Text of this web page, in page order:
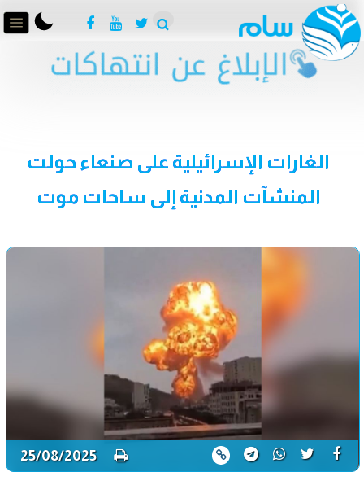
الغارات الإسرائيلية على صنعاء حولت
المنشآت المدنية إلى ساحات موت
25/08/2025